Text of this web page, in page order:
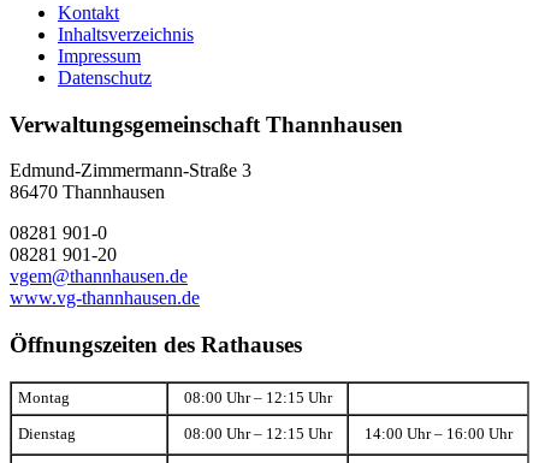
Kontakt
Inhaltsverzeichnis
Impressum
Datenschutz
Verwaltungsgemeinschaft Thannhausen
Edmund-Zimmermann-Straße 3
86470 Thannhausen
08281 901-0
08281 901-20
vgem@thannhausen.de
www.vg-thannhausen.de
Öffnungszeiten des Rathauses
Montag 08:00 Uhr – 12:15 Uhr
Dienstag 08:00 Uhr – 12:15 Uhr 14:00 Uhr – 16:00 Uhr